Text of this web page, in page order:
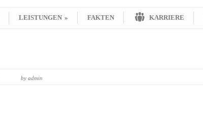
LEISTUNGEN » FAKTEN KARRIERE
by admin